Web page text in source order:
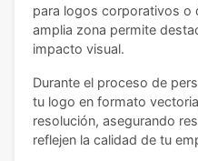
para logos corporativos o
amplia zona permite
impacto visual.
Durante el proceso de
tu logo en formato
resolución, asegurando
reflejen la calidad de tu